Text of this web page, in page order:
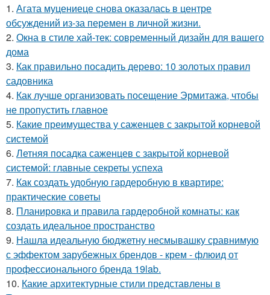
1. Агата муцениеце снова оказалась в центре
обсуждений из-за перемен в личной жизни.
2. Окна в стиле хай-тек: современный дизайн для вашего
дома
3. Как правильно посадить дерево: 10 золотых правил
садовника
4. Как лучше организовать посещение Эрмитажа, чтобы
не пропустить главное
5. Какие преимущества у саженцев с закрытой корневой
системой
6. Летняя посадка саженцев с закрытой корневой
системой: главные секреты успеха
7. Как создать удобную гардеробную в квартире:
практические советы
8. Планировка и правила гардеробной комнаты: как
создать идеальное пространство
9. Нашла идеальную бюджетну несмывашку сравнимую
с эффектом зарубежных брендов - крем - флюид от
профессионального бренда 19lab.
10. Какие архитектурные стили представлены в